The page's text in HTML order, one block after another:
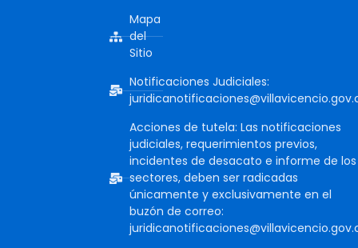
Mapa
del
Sitio
Notificaciones Judiciales:
Acciones de tutela: Las notificaciones
judiciales, requerimientos previos,
incidentes de desacato e informe de los
sectores, deben ser radicadas
únicamente y exclusivamente en el
buzón de correo: